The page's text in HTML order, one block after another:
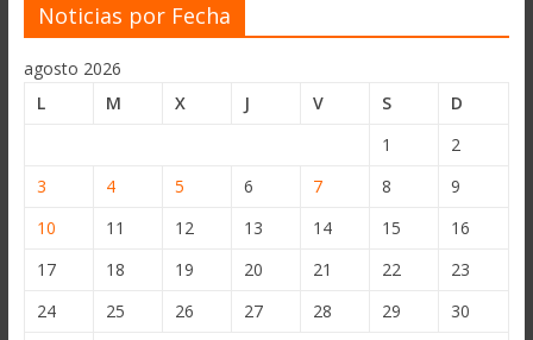
Noticias por Fecha
agosto 2026
L
M X J V S
D
1
2
3
4 5 6 7 8
9
10
11 12 13 14 15
16
17
18 19 20 21 22
23
24
25 26 27 28 29
30